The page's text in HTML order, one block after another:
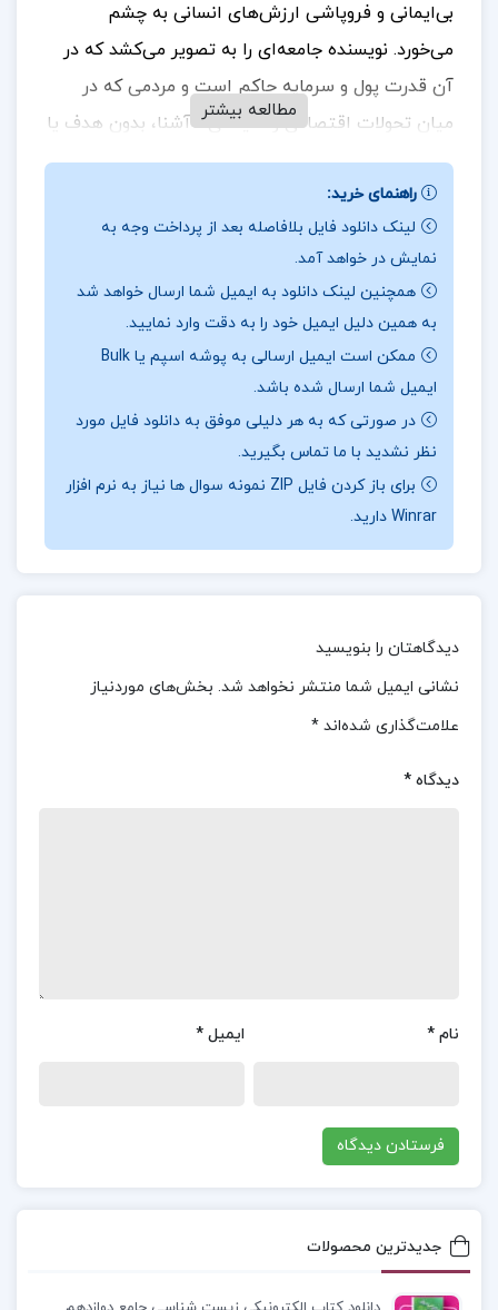
بی‌ایمانی و فروپاشی ارزش‌های انسانی به چشم
می‌خورد. نویسنده جامعه‌ای را به تصویر می‌کشد که در
آن قدرت پول و سرمایه حاکم است و مردمی که در
میان تحولات اقتصادی و سیاسی ناآشنا، بدون هدف یا
امید به آینده، آواره و سرگردان مانده‌اند. نویسنده،
ریمونت، به سرزمین موعود ابعادی اهریمنی می‌بخشد.
در اینجا حتی باران خاصیت پاک‌کنندگی خود را از دست
می‌دهد، خیابان‌ها را نمی‌شوید و هوای تازه‌ای را به
ارمغان نمی‌آورد. بارش باران تنها احساس خالی بودن،
جبر، سهل‌انگاری و بی‌توجهی را تشدید می‌کند. چشم‌انداز
شهر “لودز” مملو از وحشت و انهدام است، اما ریشه این
ویرانی در گرسنگی و فقر نیست؛ بلکه ناشی از ثروت
است. در این شهر، تجملی کابوس‌وار و فقر هولناک در
کنار هم جلوه‌گری می‌کنند و تضاد عجیبی را به نمایش
می‌گذارند. جهت خرید فایل های بیشتر
داستانی عمیق و پرمحتوا درباره تحولات اجتماعی و
اقتصادی در لهستان اواخر قرن نوزدهم است. این رمان
موضوع کتاب سرزمین موعود ولادیسلاو ریمونت :
گوش می‌رسید. چهره‌ها خسته و آشفته بودند و در میان
دود سیاه کارخانه‌ها، امید و آرزو به نظر محو شده
می‌شدند و در این دنیای سرد و بی‌رحم، نه آینده‌ای
روشن وجود داشت و نه حتی مکانی امن برای فرار.
مطالعه بیشتر
راهنمای خرید:
لینک دانلود فایل بلافاصله بعد از پرداخت وجه به
نمایش در خواهد آمد.
همچنین لینک دانلود به ایمیل شما ارسال خواهد شد
به همین دلیل ایمیل خود را به دقت وارد نمایید.
ممکن است ایمیل ارسالی به پوشه اسپم یا Bulk
ایمیل شما ارسال شده باشد.
در صورتی که به هر دلیلی موفق به دانلود فایل مورد
نظر نشدید با ما تماس بگیرید.
برای باز کردن فایل ZIP نمونه سوال ها نیاز به نرم افزار
Winrar دارید.
دیدگاهتان را بنویسید
نشانی ایمیل شما منتشر نخواهد شد. بخش‌های موردنیاز
علامت‌گذاری شده‌اند *
دیدگاه *
نام * ایمیل *
جدیدترین محصولات